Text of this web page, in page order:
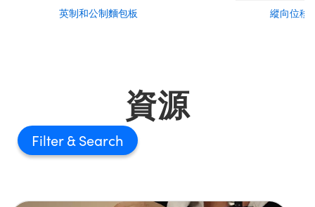
英制和公制麵包板 縱向位移
資源
Filter